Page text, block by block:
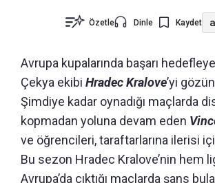
Özetle Dinle Kaydet
Avrupa kupalarında başarı
Çekya ekibi Hradec Kralove’yi
Şimdiye kadar oynadığı maçlarda
kopmadan yoluna devam eden
ve öğrencileri, taraftarlarına ilerisi
Bu sezon Hradec Kralove’nin hem
Avrupa’da çıktığı maçlarda şans